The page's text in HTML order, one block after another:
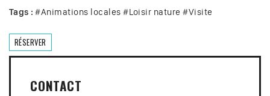
Tags : #Animations locales #Loisir nature #Visite
RÉSERVER
CONTACT